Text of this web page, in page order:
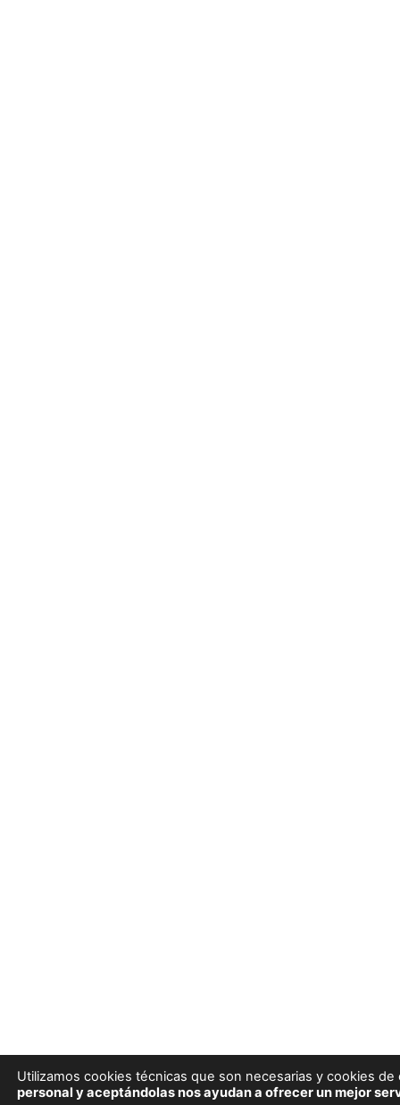
Utilizamos cookies técnicas que son necesarias y cookies
personal y aceptándolas nos ayudan a ofrecer un mejor